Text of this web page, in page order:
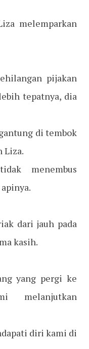
melemparkan
pijakan
tepatnya, dia
di tembok
Liza.
menembus
dari jauh pada
kasih.
yang pergi ke
melanjutkan
diri kami di